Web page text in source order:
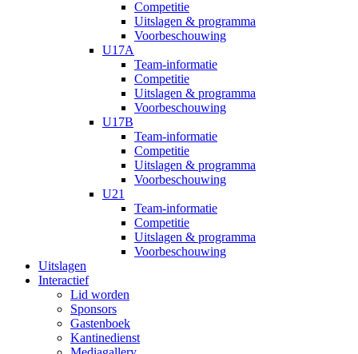
Competitie
Uitslagen & programma
Voorbeschouwing
U17A
Team-informatie
Competitie
Uitslagen & programma
Voorbeschouwing
U17B
Team-informatie
Competitie
Uitslagen & programma
Voorbeschouwing
U21
Team-informatie
Competitie
Uitslagen & programma
Voorbeschouwing
Uitslagen
Interactief
Lid worden
Sponsors
Gastenboek
Kantinedienst